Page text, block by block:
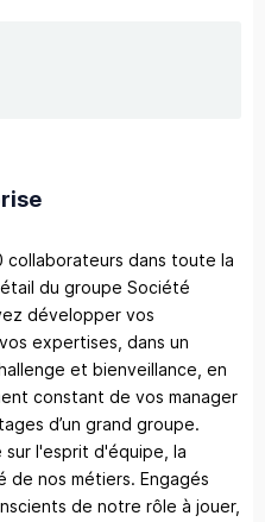
dans toute la
du groupe Société
développer vos
expertises, dans un
et bienveillance, en
constant de vos manager
d’un grand groupe.
l'esprit d'équipe, la
nos métiers. Engagés
de notre rôle à jouer,